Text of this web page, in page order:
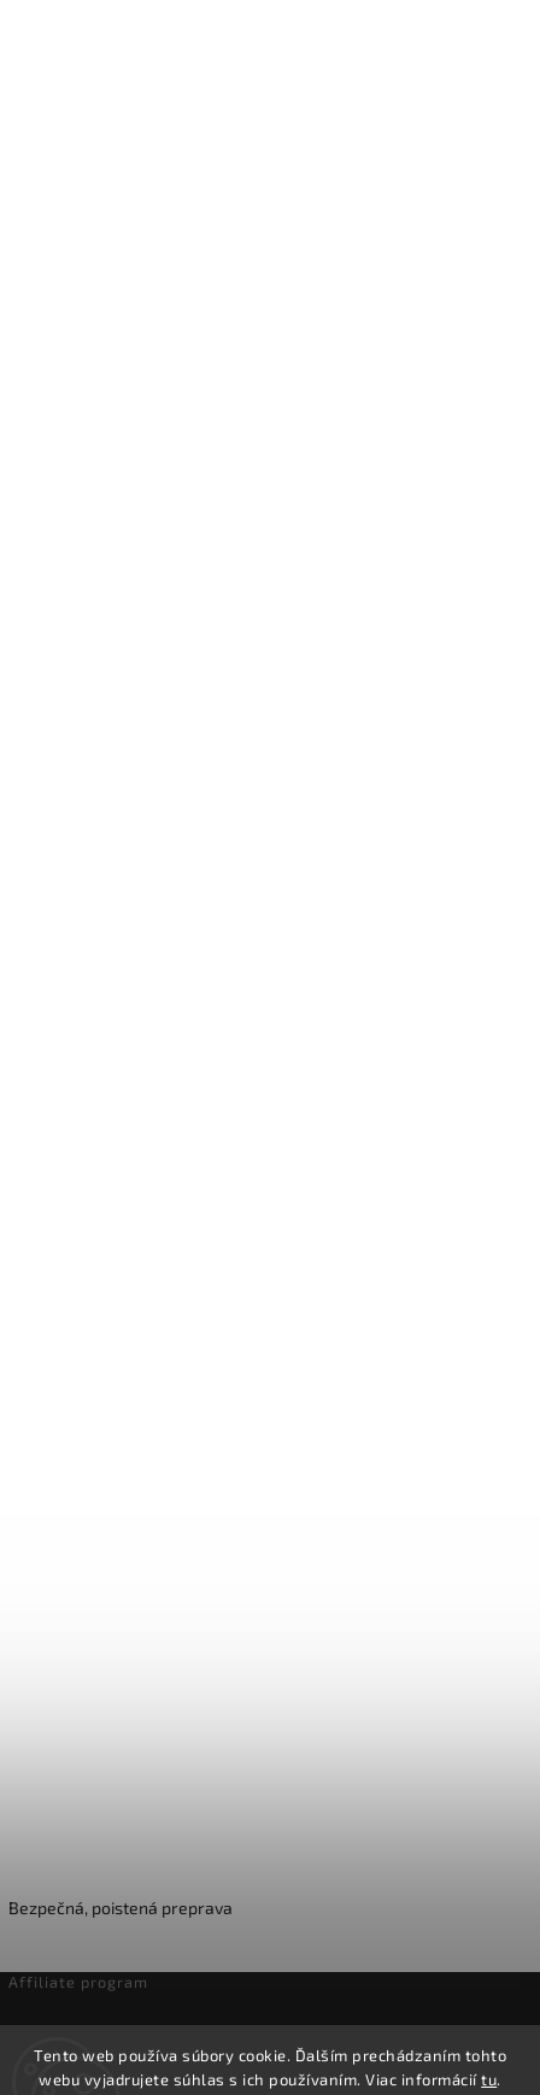
Tento web používa súbory cookie. Ďalším prechádzaním tohto
webu vyjadrujete súhlas s ich používaním. Viac informáciítu.
Bezpečná, poistená preprava
Affiliate program
Odstúpenie od zmluvy